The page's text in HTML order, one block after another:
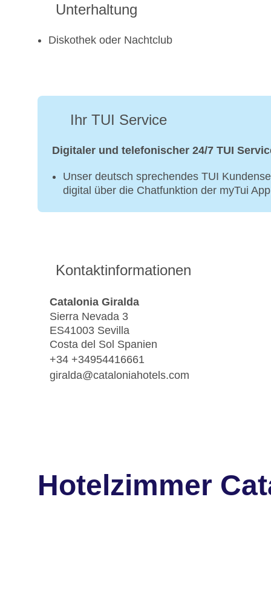
Unterhaltung
Diskothek oder Nachtclub
Ihr TUI Service
Digitaler und telefonischer 24/7 TUI
Unser deutsch sprechendes TUI
digital über die Chatfunktion der myTui
Kontaktinformationen
Catalonia Giralda
Sierra Nevada 3
ES41003 Sevilla
Costa del Sol Spanien
+34 +34954416661
giralda@cataloniahotels.com
Hotelzimmer